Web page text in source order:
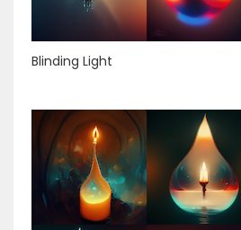
Blinding Light